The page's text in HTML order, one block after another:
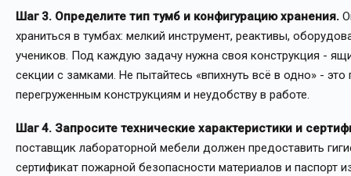
Шаг 3. Определите тип тумб и конфигурацию хранения.
храниться в тумбах: мелкий инструмент, реактивы,
учеников. Под каждую задачу нужна своя конструкция -
секции с замками. Не пытайтесь «впихнуть всё в одно» - это
перегруженным конструкциям и неудобству в работе.
Шаг 4. Запросите технические характеристики и
поставщик лабораторной мебели должен предоставить
сертификат пожарной безопасности материалов и паспорт